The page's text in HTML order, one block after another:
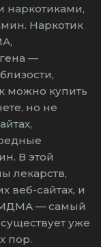
Наркотик
—
можно купить
но не
В этой
лекарств,
веб-сайтах, и
МДМА — самый
уже
пор.